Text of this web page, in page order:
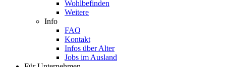
Wohlbefinden
Weitere
Info
FAQ
Kontakt
Infos über Alter
Jobs im Ausland